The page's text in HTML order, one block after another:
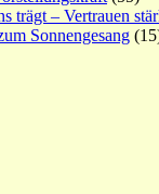
trägt – Vertrauen
Sonnengesang